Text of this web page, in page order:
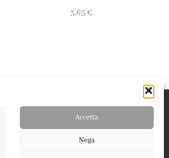
Accetta
Nega
3,65€